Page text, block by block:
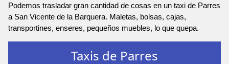
Podemos trasladar gran cantidad de cosas en un taxi de Parres
a San Vicente de la Barquera. Maletas, bolsas, cajas,
transportines, enseres, pequeños muebles, lo que quepa.
Taxis de Parres